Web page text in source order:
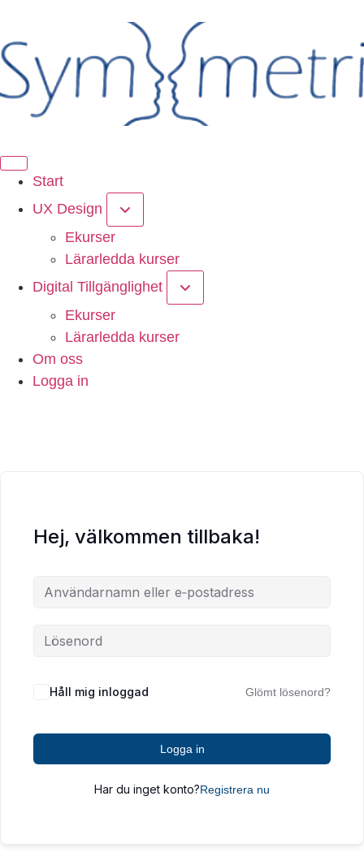
Start
UX Design
Ekurser
Lärarledda kurser
Digital Tillgänglighet
Ekurser
Lärarledda kurser
Om oss
Logga in
Hej, välkommen tillbaka!
Håll mig inloggad Glömt lösenord?
Logga in
Har du inget konto?Registrera nu